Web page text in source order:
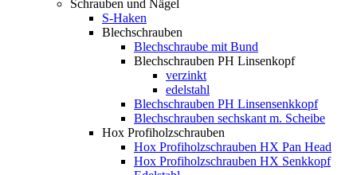
Schrauben und Nägel
S-Haken
Blechschrauben
Blechschraube mit Bund
Blechschrauben PH Linsenkopf
verzinkt
edelstahl
Blechschrauben PH Linsensenkkopf
Blechschrauben sechskant m. Scheibe
Hox Profiholzschrauben
Hox Profiholzschrauben HX Pan Head
Hox Profiholzschrauben HX Senkkopf